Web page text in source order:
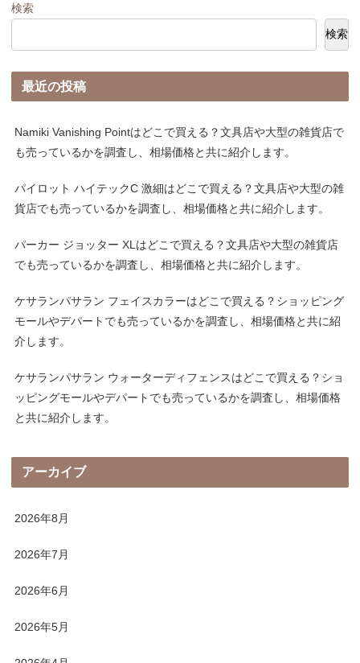
検索
検索
最近の投稿
Namiki Vanishing Pointはどこで買える？文具店や大型の雑貨店で
も売っているかを調査し、相場価格と共に紹介します。
パイロット ハイテックC 激細はどこで買える？文具店や大型の雑
貨店でも売っているかを調査し、相場価格と共に紹介します。
パーカー ジョッター XLはどこで買える？文具店や大型の雑貨店
でも売っているかを調査し、相場価格と共に紹介します。
ケサランパサラン フェイスカラーはどこで買える？ショッピング
モールやデパートでも売っているかを調査し、相場価格と共に紹
介します。
ケサランパサラン ウォーターディフェンスはどこで買える？ショ
ッピングモールやデパートでも売っているかを調査し、相場価格
と共に紹介します。
アーカイブ
2026年8月
2026年7月
2026年6月
2026年5月